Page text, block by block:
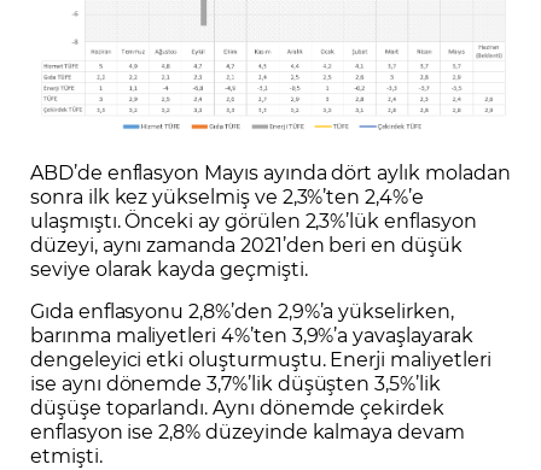
ABD’de enflasyon Mayıs ayında dört aylık moladan
sonra ilk kez yükselmiş ve 2,3%’ten 2,4%’e
ulaşmıştı. Önceki ay görülen 2,3%’lük enflasyon
düzeyi, aynı zamanda 2021’den beri en düşük
seviye olarak kayda geçmişti.
Gıda enflasyonu 2,8%’den 2,9%’a yükselirken,
barınma maliyetleri 4%’ten 3,9%’a yavaşlayarak
dengeleyici etki oluşturmuştu. Enerji maliyetleri
ise aynı dönemde 3,7%’lik düşüşten 3,5%’lik
düşüşe toparlandı. Aynı dönemde çekirdek
enflasyon ise 2,8% düzeyinde kalmaya devam
etmişti.